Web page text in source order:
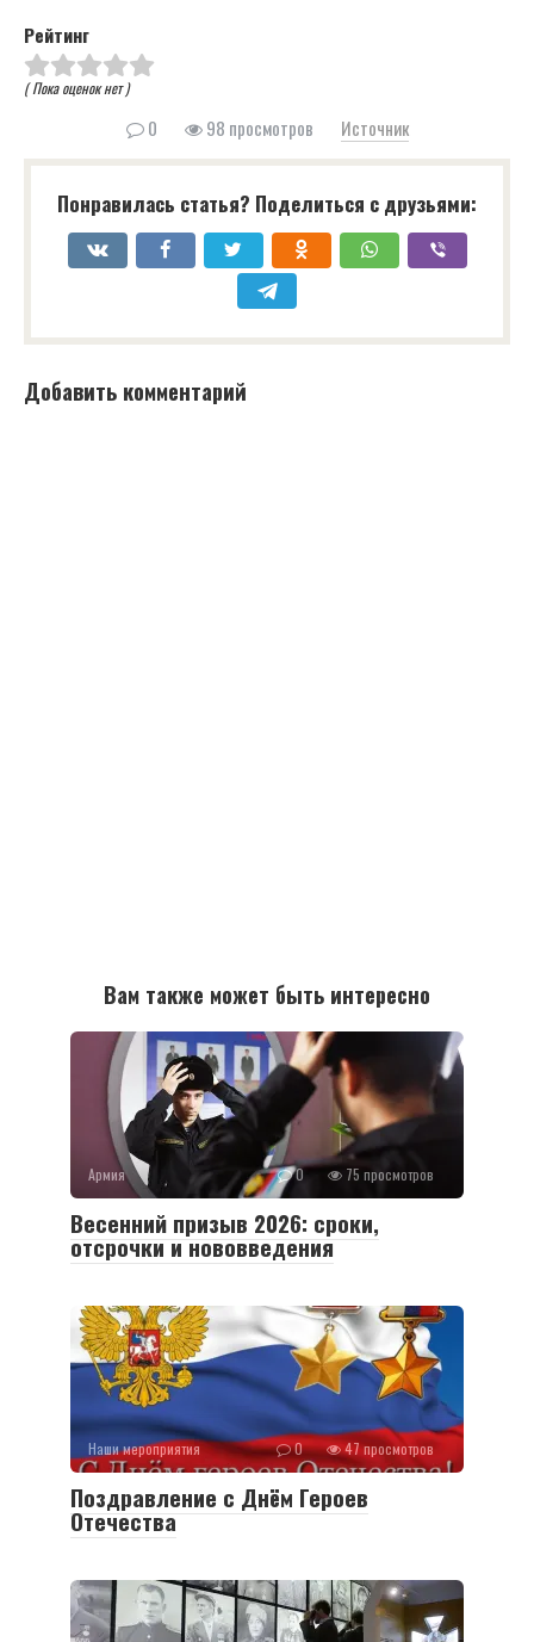
Рейтинг
( Пока оценок нет )
0 98 просмотров Источник
Понравилась статья? Поделиться с друзьями:
Добавить комментарий
Вам также может быть интересно
Армия 0 75 просмотров
Весенний призыв 2026: сроки,
отсрочки и нововведения
Наши мероприятия 0 47 просмотров
Поздравление с Днём Героев
Отечества